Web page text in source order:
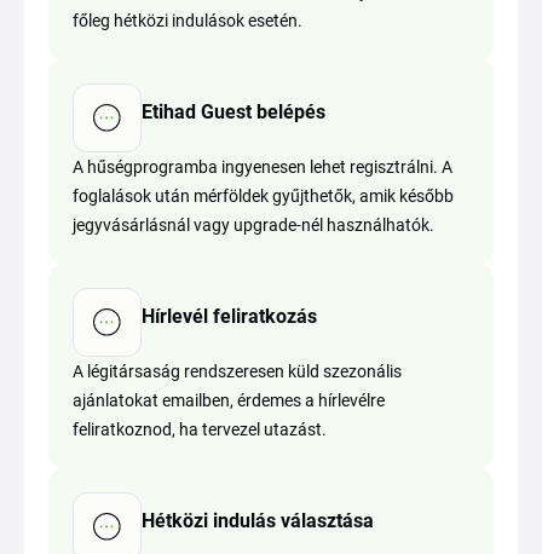
főleg hétközi indulások esetén.
Etihad Guest belépés
A hűségprogramba ingyenesen lehet regisztrálni. A
foglalások után mérföldek gyűjthetők, amik később
jegyvásárlásnál vagy upgrade-nél használhatók.
Hírlevél feliratkozás
A légitársaság rendszeresen küld szezonális
ajánlatokat emailben, érdemes a hírlevélre
feliratkoznod, ha tervezel utazást.
Hétközi indulás választása